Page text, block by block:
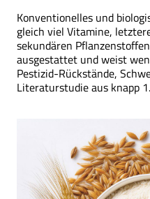
Konventionelles und
gleich viel Vitamine,
sekundären
ausgestattet und weist
Pestizid-Rückstände,
Literaturstudie aus knapp